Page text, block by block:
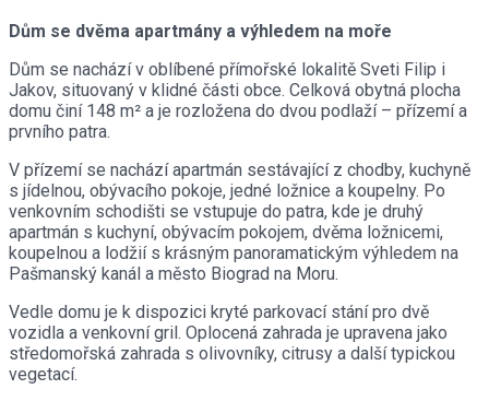
Dům se dvěma apartmány a výhledem na moře
Dům se nachází v oblíbené přímořské lokalitě Sveti Filip i
Jakov, situovaný v klidné části obce. Celková obytná plocha
domu činí 148 m² a je rozložena do dvou podlaží – přízemí a
prvního patra.
V přízemí se nachází apartmán sestávající z chodby, kuchyně
s jídelnou, obývacího pokoje, jedné ložnice a koupelny. Po
venkovním schodišti se vstupuje do patra, kde je druhý
apartmán s kuchyní, obývacím pokojem, dvěma ložnicemi,
koupelnou a lodžií s krásným panoramatickým výhledem na
Pašmanský kanál a město Biograd na Moru.
Vedle domu je k dispozici kryté parkovací stání pro dvě
vozidla a venkovní gril. Oplocená zahrada je upravena jako
středomořská zahrada s olivovníky, citrusy a další typickou
vegetací.